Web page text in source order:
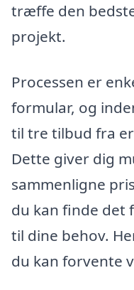
træffe den
projekt.
Processen er
formular, og
til tre tilbud fra
Dette giver dig
sammenligne
du kan finde det
til dine behov.
du kan forvente